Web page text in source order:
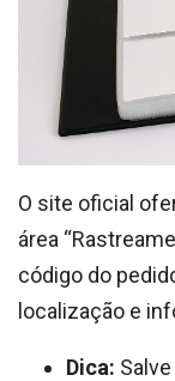
O site oficial
área
código do
localização e
Dica: